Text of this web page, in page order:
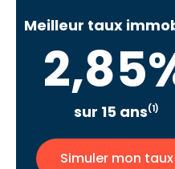
Meilleur taux
sur 15 ans(1)
Simuler mon taux